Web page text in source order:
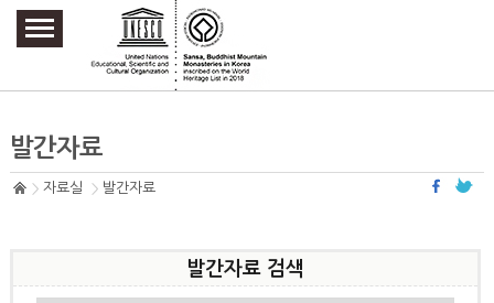
주요메뉴 바로가기
본문 바로가기
하단메뉴 바로가기
발간자료
자료실 발간자료
발간자료 검색